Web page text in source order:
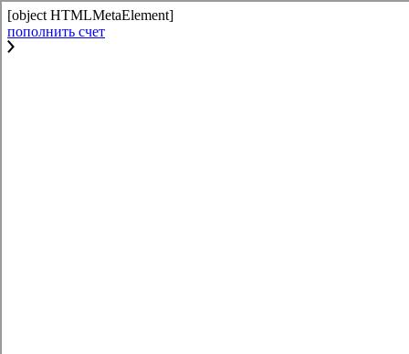
[object HTMLMetaElement]
пополнить счет